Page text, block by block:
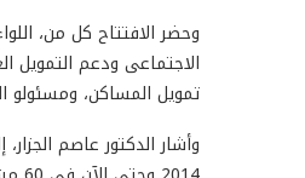
وحضر الافتتاح كل من،
الاجتماعى ودعم التمويل
تمويل المساكن، ومسئولو
وأشار الدكتور عاصم